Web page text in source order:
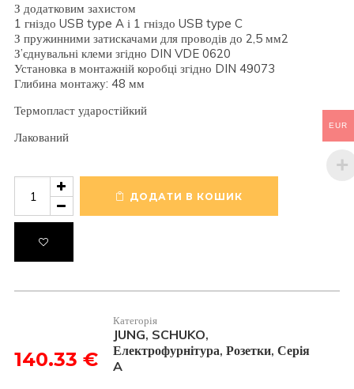
З додатковим захистом
1 гніздо USB type A і 1 гніздо USB type C
З пружинними затискачами для проводів до 2,5 мм2
З’єднувальні клеми згідно DIN VDE 0620
Установка в монтажній коробці згідно DIN 49073
Глибина монтажу: 48 мм
Термопласт ударостійкий
Лакований
SCHUKO
з
AC
15CACH
ДОДАТИ В КОШИК
140.33 €
Категорія
JUNG, SCHUKO,
Електрофурнітура, Розетки, Серія
A
EUR